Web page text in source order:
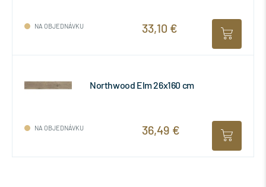
NA OBJEDNÁVKU 33,10 €
Northwood Elm 26x160 cm
NA OBJEDNÁVKU 36,49 €